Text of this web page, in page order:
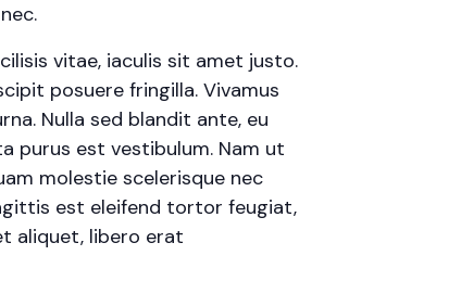
vitae, iaculis sit amet justo.
posuere fringilla. Vivamus
Nulla sed blandit ante, eu
purus est vestibulum. Nam ut
molestie scelerisque nec
est eleifend tortor feugiat,
aliquet, libero erat